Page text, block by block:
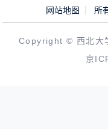
网站地图 所
Copyright © 西北大
京